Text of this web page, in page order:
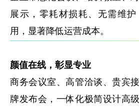
展示，零耗材损耗、无需维
用，显著降低运营成本。
颜值在线，彰显专业
商务会议室、高管洽谈、贵宾
牌发布会，一体化极简设计高